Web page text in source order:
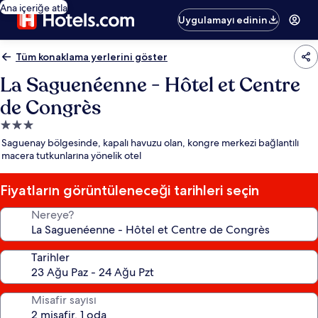
Ana içeriğe atla
Uygulamayı edinin
Tüm konaklama yerlerini göster
La Saguenéenne - Hôtel et Centre
de Congrès
3.0
yıldızlı
konaklama
yeri
Saguenay bölgesinde, kapalı havuzu olan, kongre merkezi bağlantılı
macera tutkunlarına yönelik otel
Fiyatların görüntüleneceği tarihleri seçin
Nereye?
Tarihler
Misafir sayısı